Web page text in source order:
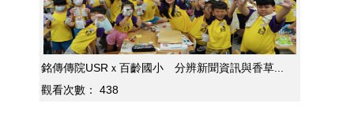
銘傳傳院USRｘ百齡國小 分辨新聞資訊與香草...
觀看次數：
438